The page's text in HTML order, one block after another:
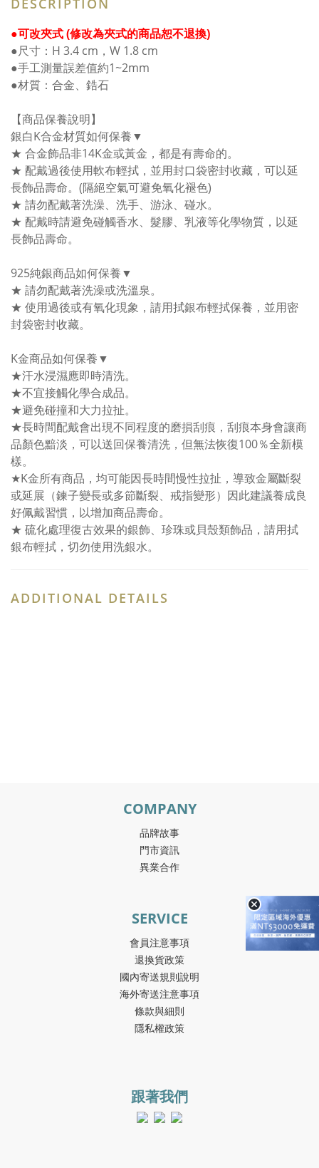
DESCRIPTION
●可改夾式 (修改為夾式的商品恕不退換)
●尺寸：H 3.4 cm，W 1.8 cm
●手工測量誤差值約1~2mm
●材質：合金、鋯石
【商品保養說明】
銀白K合金材質如何保養▼
★ 合金飾品非14K金或黃金，都是有壽命的。
★ 配戴過後使用軟布輕拭，並用封口袋密封收藏，可以延
長飾品壽命。(隔絕空氣可避免氧化褪色)
★ 請勿配戴著洗澡、洗手、游泳、碰水。
★ 配戴時請避免碰觸香水、髮膠、乳液等化學物質，以延
長飾品壽命。
925純銀商品如何保養▼
★ 請勿配戴著洗澡或洗溫泉。
★ 使用過後或有氧化現象，請用拭銀布輕拭保養，並用密
封袋密封收藏。
K金商品如何保養▼
★汗水浸濕應即時清洗。
★不宜接觸化學合成品。
★避免碰撞和大力拉扯。
★長時間配戴會出現不同程度的磨損刮痕，刮痕本身會讓商
品顏色黯淡，可以送回保養清洗，但無法恢復100％全新模
樣。
★K金所有商品，均可能因長時間慢性拉扯，導致金屬斷裂
或延展（鍊子變長或多節斷裂、戒指變形）因此建議養成良
好佩戴習慣，以增加商品壽命。
★ 硫化處理復古效果的銀飾、珍珠或貝殼類飾品，請用拭
銀布輕拭，切勿使用洗銀水。
ADDITIONAL DETAILS
COMPANY
品牌故事
門市資訊
異業合作
SERVICE
會員注意事項
退換貨政策
國內寄送規則說明
海外寄送注意事項
條款與細則
隱私權政策
跟著我們